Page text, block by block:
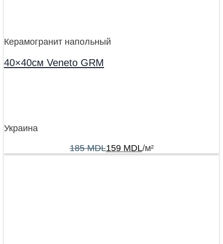
Керамогранит напольный
40×40см Veneto GRM
Украина
185MDL159 MDL/м²